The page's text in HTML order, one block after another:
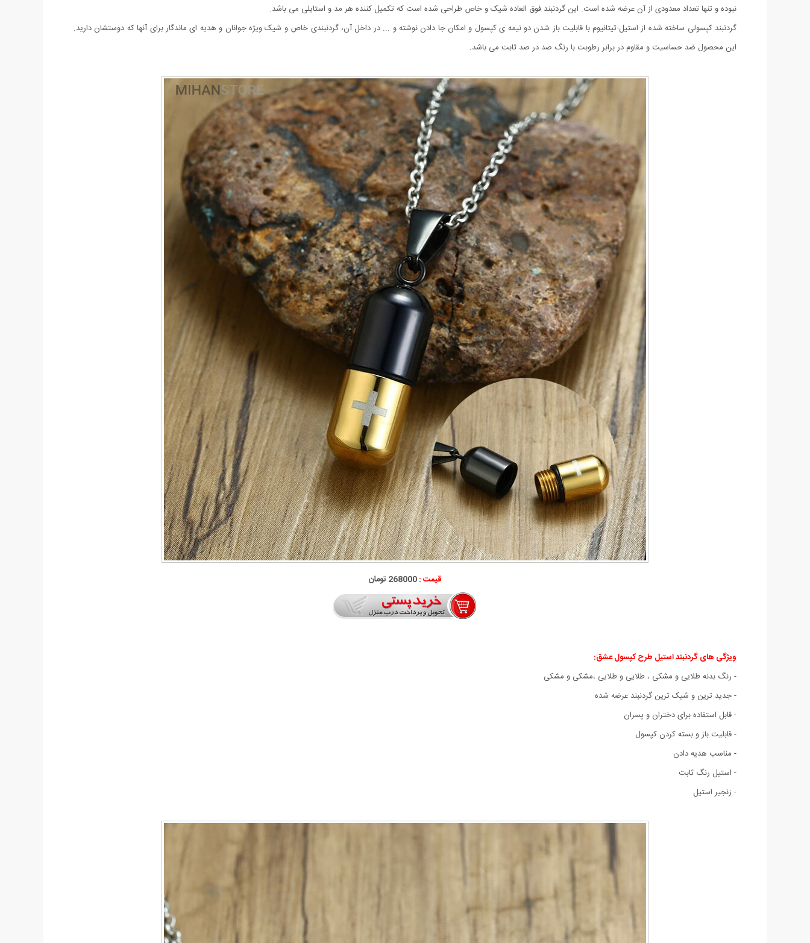
نبوده و تنها تعداد معدودی از آن عرضه شده است. این گردنبند فوق العاده شیک و خاص طراحی شده است که تکمیل کننده هر مد و استایلی می باشد.
گردنبند کپسولی ساخته شده از استیل-تیتانیوم با قابلیت باز شدن دو نیمه ی کپسول و امکان جا دادن نوشته و ... در داخل آن، گردنبندی خاص و شیک ویژه جوانان و هدیه ای ماندگار برای آنها که دوستشان دارید.
این محصول ضد حساسیت و مقاوم در برابر رطوبت با رنگ صد در صد ثابت می باشد.
قیمت :268000 تومان
ویژگی هایگردنبند استیل طرح کپسول عشق:
- رنگ بدنه طلایی و مشکی ، طلایی و طلایی ،مشکی و مشکی
- جدید ترین و شیک ترین گردنبند عرضه شده
- قابل استفاده برای دختران و پسران
- قابلیت باز و بسته کردن کپسول
- مناسب هدیه دادن
- استیل رنگ ثابت
- زنجیر استیل